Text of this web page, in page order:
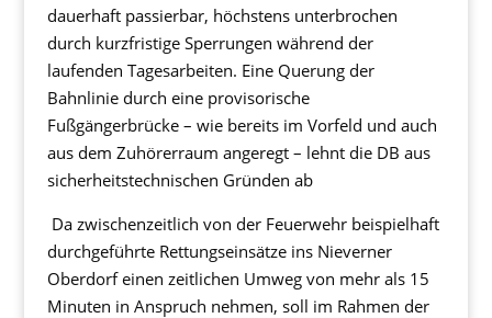
dauerhaft passierbar, höchstens unterbrochen
durch kurzfristige Sperrungen während der
laufenden Tagesarbeiten. Eine Querung der
Bahnlinie durch eine provisorische
Fußgängerbrücke – wie bereits im Vorfeld und auch
aus dem Zuhörerraum angeregt – lehnt die DB aus
sicherheitstechnischen Gründen ab
Da zwischenzeitlich von der Feuerwehr beispielhaft
durchgeführte Rettungseinsätze ins Nieverner
Oberdorf einen zeitlichen Umweg von mehr als 15
Minuten in Anspruch nehmen, soll im Rahmen der